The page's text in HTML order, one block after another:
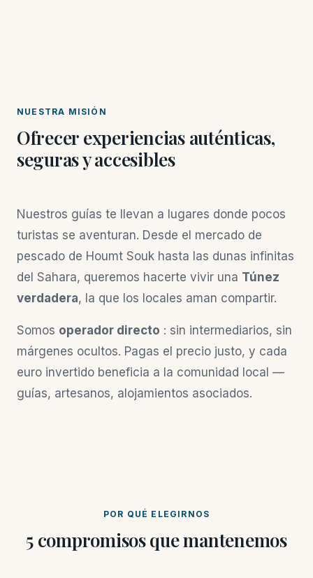
NUESTRA MISIÓN
Ofrecer experiencias auténticas,
seguras y accesibles
Nuestros guías te llevan a lugares donde pocos
turistas se aventuran. Desde el mercado de
pescado de Houmt Souk hasta las dunas infinitas
del Sahara, queremos hacerte vivir una Túnez
verdadera, la que los locales aman compartir.
Somos operador directo : sin intermediarios, sin
márgenes ocultos. Pagas el precio justo, y cada
euro invertido beneficia a la comunidad local —
guías, artesanos, alojamientos asociados.
POR QUÉ ELEGIRNOS
5 compromisos que mantenemos